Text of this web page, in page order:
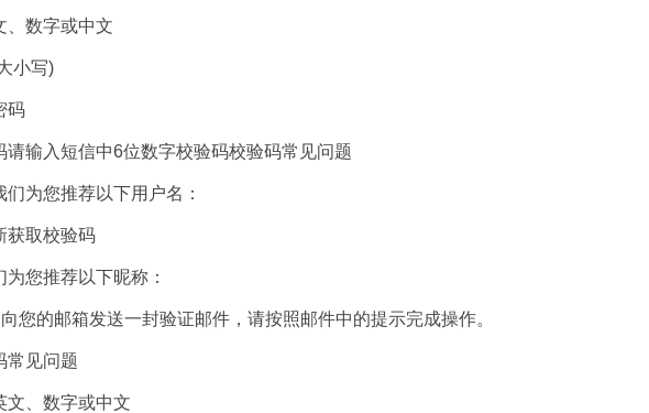
数字或中文
小写)
码
输入短信中6位数字校验码校验码常见问题
为您推荐以下用户名：
取校验码
您推荐以下昵称：
的邮箱发送一封验证邮件，请按照邮件中的提示完成操作。
见问题
、数字或中文